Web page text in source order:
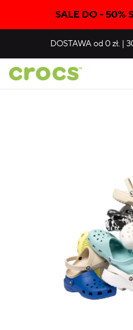
SALE DO - 50%
DOSTAWAod 0 zł. |